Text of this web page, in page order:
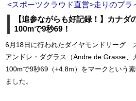
<スポーツクラウド直営>走りのプラ
【追参ながらも好記録！】カナダ
100mで9秒69！
6月18日に行われたダイヤモンドリーグ
アンドレ・ダグラス（Andre de Grasse、
100mで9秒69（+4.8m）をマークという
ました。